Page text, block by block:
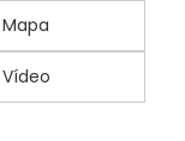
Mapa
Vídeo